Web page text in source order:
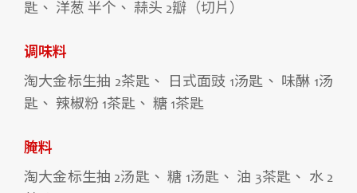
匙、 洋葱 半个、 蒜头 2瓣（切片）
调味料
淘大金标生抽 2茶匙、 日式面豉 1汤匙、 味醂 1汤
匙、 辣椒粉 1茶匙、 糖 1茶匙
腌料
淘大金标生抽 2汤匙、 糖 1汤匙、 油 3茶匙、 水 2